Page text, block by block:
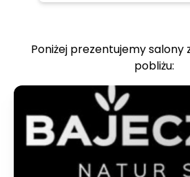
Poniżej prezentujemy salony
pobliżu: